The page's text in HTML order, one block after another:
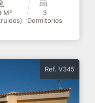
M²
3
Dormitorios
Ref. V345